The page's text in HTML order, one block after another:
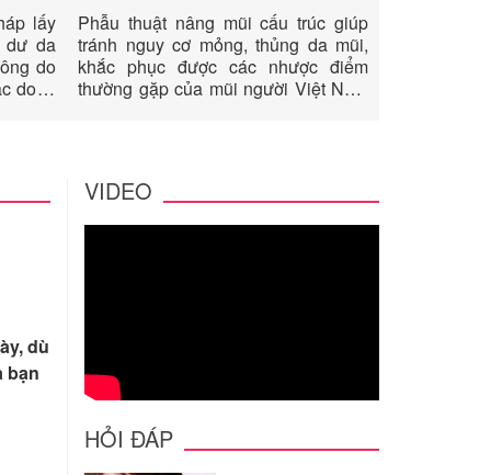
lấy
dư da
do
do di
Phẫu thuật nâng mũi cấu trúc giúp
tránh nguy cơ mỏng, thủng da mũi,
khắc phục được các nhược điểm
thường gặp của mũi người Việt Nam
dù
bạn
VIDEO
HỎI ĐÁP